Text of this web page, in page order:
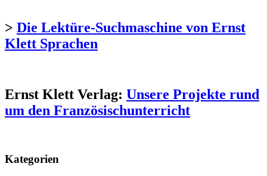
> Die Lektüre-Suchmaschine von Ernst
Klett Sprachen
Ernst Klett Verlag: Unsere Projekte rund
um den Französischunterricht
Kategorien